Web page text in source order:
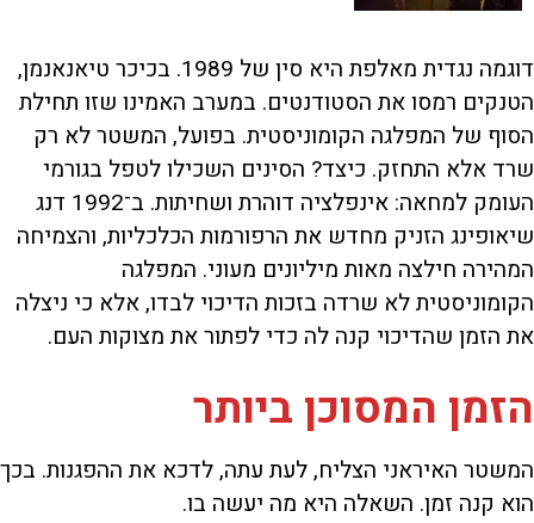
דוגמה נגדית מאלפת היא סין של 1989. בכיכר טיאנאנמן,
הטנקים רמסו את הסטודנטים. במערב האמינו שזו תחילת
הסוף של המפלגה הקומוניסטית. בפועל, המשטר לא רק
שרד אלא התחזק. כיצד? הסינים השכילו לטפל בגורמי
העומק למחאה: אינפלציה דוהרת ושחיתות. ב־1992 דנג
שיאופינג הזניק מחדש את הרפורמות הכלכליות, והצמיחה
המהירה חילצה מאות מיליונים מעוני. המפלגה
הקומוניסטית לא שרדה בזכות הדיכוי לבדו, אלא כי ניצלה
את הזמן שהדיכוי קנה לה כדי לפתור את מצוקות העם.
הזמן המסוכן ביותר
המשטר האיראני הצליח, לעת עתה, לדכא את ההפגנות. בכך
הוא קנה זמן. השאלה היא מה יעשה בו.